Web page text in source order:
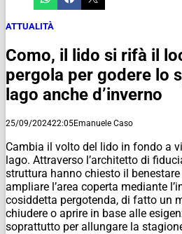
ATTUALITÀ
Como, il lido si rifà il
pergola per godere lo
lago anche d’inverno
25/09/202422:05Emanuele Caso
Cambia il volto del lido in fondo a
lago. Attraverso l’architetto di
struttura hanno chiesto il
ampliare l’area coperta mediante
cosiddetta pergotenda, di fatto un
chiudere o aprire in base alle
soprattutto per allungare la